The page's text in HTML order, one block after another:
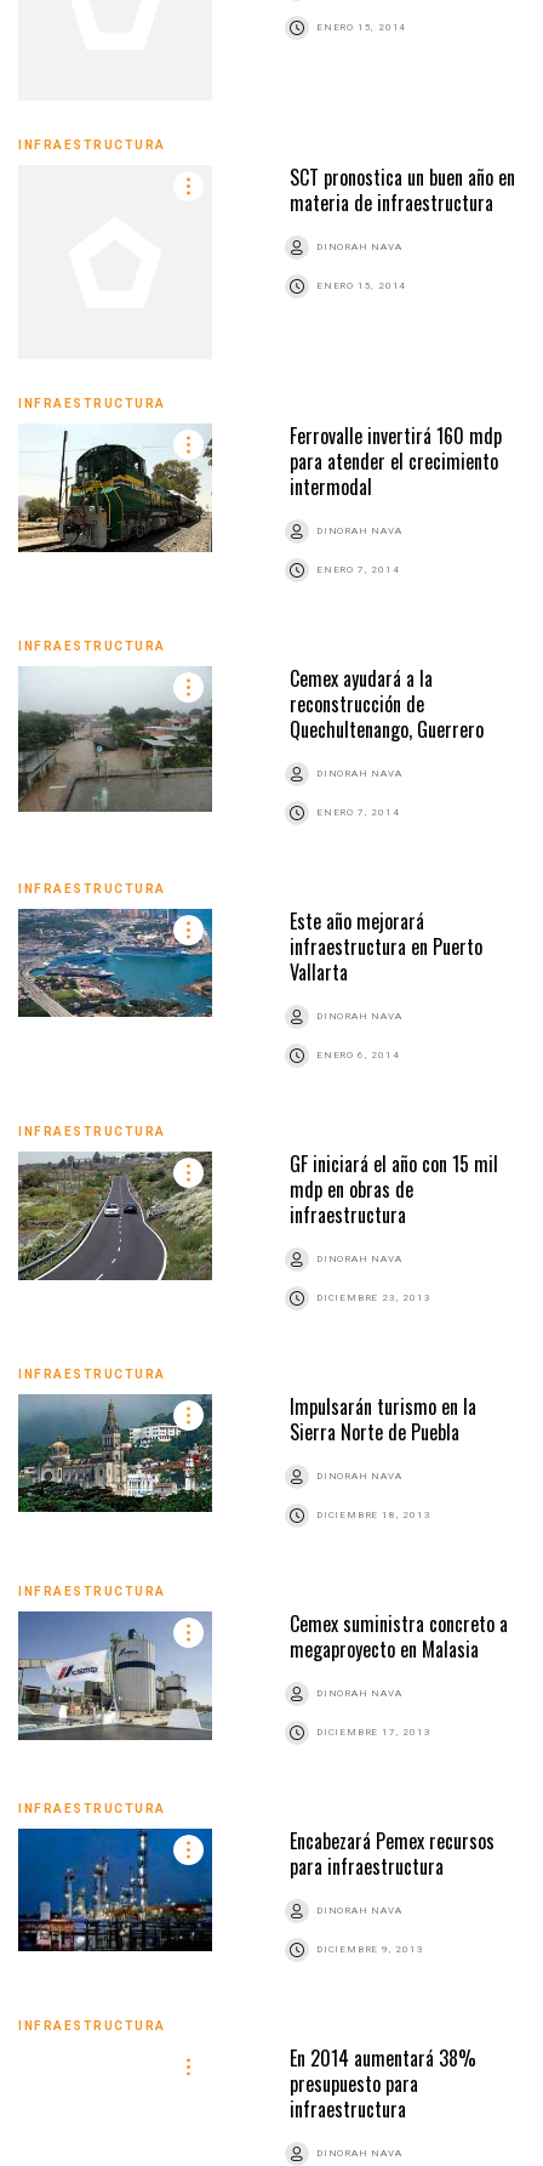
ENERO 15, 2014
INFRAESTRUCTURA
SCT pronostica un buen año en
materia de infraestructura
DINORAH NAVA
ENERO 15, 2014
INFRAESTRUCTURA
Ferrovalle invertirá 160 mdp
para atender el crecimiento
intermodal
DINORAH NAVA
ENERO 7, 2014
INFRAESTRUCTURA
Cemex ayudará a la
reconstrucción de
Quechultenango, Guerrero
DINORAH NAVA
ENERO 7, 2014
INFRAESTRUCTURA
Este año mejorará
infraestructura en Puerto
Vallarta
DINORAH NAVA
ENERO 6, 2014
INFRAESTRUCTURA
GF iniciará el año con 15 mil
mdp en obras de
infraestructura
DINORAH NAVA
DICIEMBRE 23, 2013
INFRAESTRUCTURA
Impulsarán turismo en la
Sierra Norte de Puebla
DINORAH NAVA
DICIEMBRE 18, 2013
INFRAESTRUCTURA
Cemex suministra concreto a
megaproyecto en Malasia
DINORAH NAVA
DICIEMBRE 17, 2013
INFRAESTRUCTURA
Encabezará Pemex recursos
para infraestructura
DINORAH NAVA
DICIEMBRE 9, 2013
INFRAESTRUCTURA
En 2014 aumentará 38%
presupuesto para
infraestructura
DINORAH NAVA